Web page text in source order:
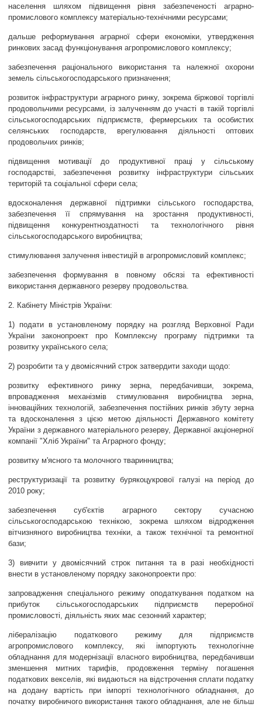
Організація доступу до публічної інформації
Облік публічної інформації
Питання запобігання корупції
Публічні закупівлі
Внутрішній аудит
ДЕРЖАВНИЙ РЕЄСТР САНКЦІЙ
населення шляхом підвищення рівня забезпеченості аграрно-
промислового комплексу матеріально-технічними ресурсами;
дальше реформування аграрної сфери економіки, утвердження
ринкових засад функціонування агропромислового комплексу;
забезпечення раціонального використання та належної охорони
земель сільськогосподарського призначення;
розвиток інфраструктури аграрного ринку, зокрема біржової торгівлі
продовольчими ресурсами, із залученням до участі в такій торгівлі
сільськогосподарських підприємств, фермерських та особистих
селянських господарств, врегулювання діяльності оптових
продовольчих ринків;
підвищення мотивації до продуктивної праці у сільському
господарстві, забезпечення розвитку інфраструктури сільських
територій та соціальної сфери села;
вдосконалення державної підтримки сільського господарства,
забезпечення її спрямування на зростання продуктивності,
підвищення конкурентноздатності та технологічного рівня
сільськогосподарського виробництва;
стимулювання залучення інвестицій в агропромисловий комплекс;
забезпечення формування в повному обсязі та ефективності
використання державного резерву продовольства.
2. Кабінету Міністрів України:
1) подати в установленому порядку на розгляд Верховної Ради
України законопроект про Комплексну програму підтримки та
розвитку українського села;
2) розробити та у двомісячний строк затвердити заходи щодо:
розвитку ефективного ринку зерна, передбачивши, зокрема,
впровадження механізмів стимулювання виробництва зерна,
інноваційних технологій, забезпечення постійних ринків збуту зерна
та вдосконалення з цією метою діяльності Державного комітету
України з державного матеріального резерву, Державної акціонерної
компанії "Хліб України" та Аграрного фонду;
розвитку м'ясного та молочного тваринництва;
реструктуризації та розвитку бурякоцукрової галузі на період до
2010 року;
забезпечення суб'єктів аграрного сектору сучасною
сільськогосподарською технікою, зокрема шляхом відродження
вітчизняного виробництва техніки, а також технічної та ремонтної
бази;
3) вивчити у двомісячний строк питання та в разі необхідності
внести в установленому порядку законопроекти про:
запровадження спеціального режиму оподаткування податком на
прибуток сільськогосподарських підприємств переробної
промисловості, діяльність яких має сезонний характер;
лібералізацію податкового режиму для підприємств
агропромислового комплексу, які імпортують технологічне
обладнання для модернізації власного виробництва, передбачивши
зменшення митних тарифів, продовження терміну погашення
податкових векселів, які видаються на відстрочення сплати податку
на додану вартість при імпорті технологічного обладнання, до
початку виробничого використання такого обладнання, але не більш